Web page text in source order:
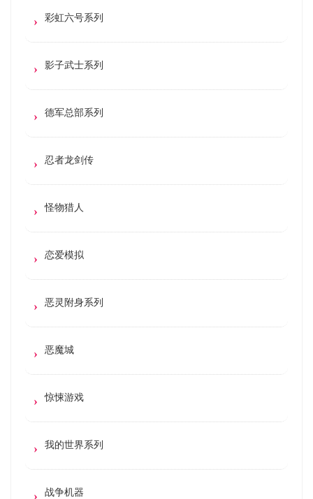
彩虹六号系列
影子武士系列
德军总部系列
忍者龙剑传
怪物猎人
恋爱模拟
恶灵附身系列
恶魔城
惊悚游戏
我的世界系列
战争机器